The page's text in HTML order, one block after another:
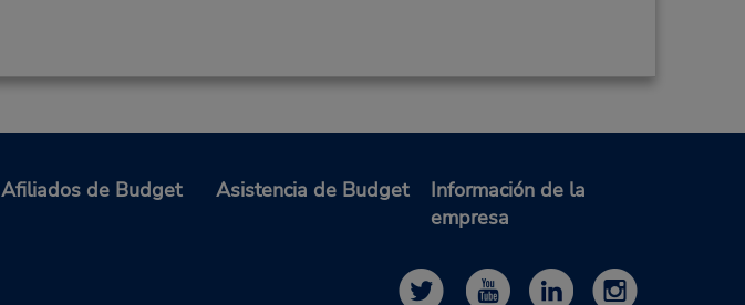
Afiliados de Budget Asistencia de Budget
Información de la
empresa